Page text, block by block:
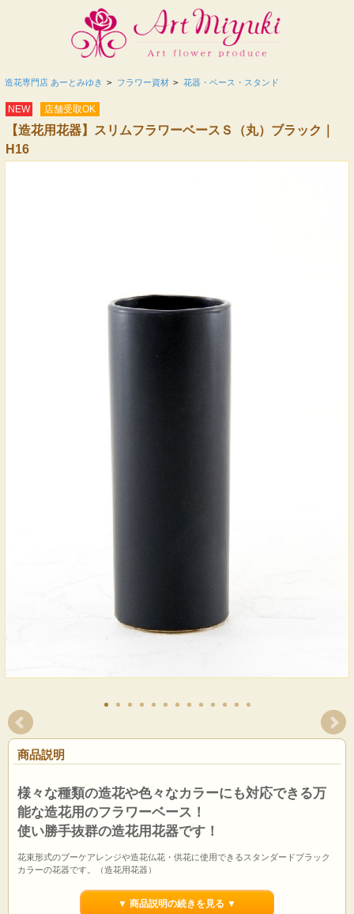
造花専門店 あーとみゆき > フラワー資材 > 花器・ベース・スタンド
NEW 店舗受取OK
【造花用花器】スリムフラワーベースＳ（丸）ブラック｜
H16
商品説明
様々な種類の造花や色々なカラーにも対応できる万
能な造花用のフラワーベース！
使い勝手抜群の造花用花器です！
花束形式のブーケアレンジや造花仏花・供花に使用できるスタンダードブラック
カラーの花器です。（造花用花器）
入荷するとすぐに完売してしまいます。
スリムフラワーベース・他のサイズやカラーはこちらから>>
▼ 商品説明の続きを見る ▼